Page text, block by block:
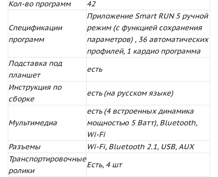
Кол-во программ
42
Спецификации
программ
Приложение Smart RUN 5 ручной
режим (с функцией сохранения
параметров) , 36 автоматических
профилей, 1 кардио программа
Подставка под
планшет
есть
Инструкция по
сборке
есть (на русском языке)
Мультимедиа
есть (4 встроенных динамика
мощностью 5 Ватт), Bluetooth,
Wi-Fi
Разъемы
Wi-Fi, Bluetooth 2.1, USB, AUX
Транспортировочные
ролики
Есть, 4 шт